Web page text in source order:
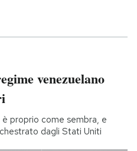
venezuelano
proprio come sembra, e
dagli Stati Uniti